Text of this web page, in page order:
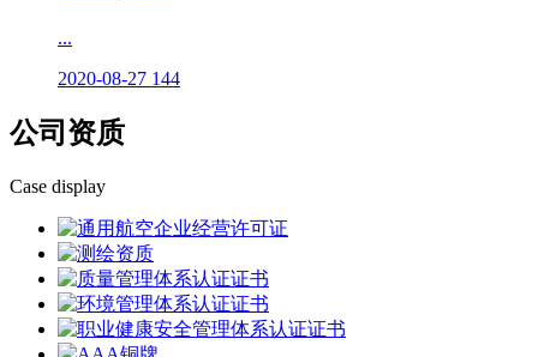
...
2020-08-27 144
公司资质
Case display